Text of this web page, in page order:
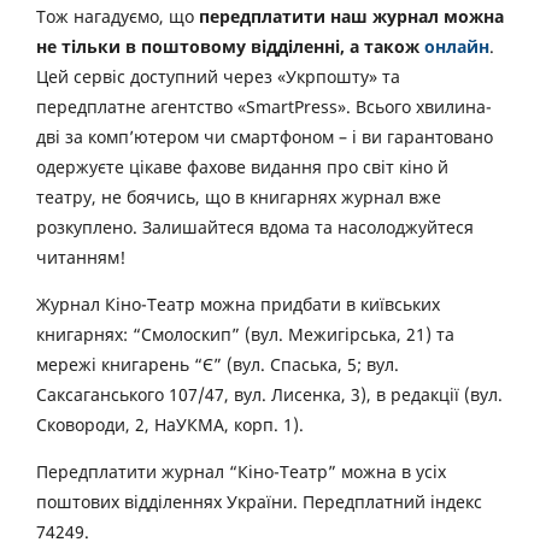
Тож нагадуємо, що передплатити наш журнал можна
не тільки в поштовому відділенні, а також онлайн.
Цей сервіс доступний через «Укрпошту» та
передплатне агентство «SmartPress». Всього хвилина-
дві за комп’ютером чи смартфоном – і ви гарантовано
одержуєте цікаве фахове видання про світ кіно й
театру, не боячись, що в книгарнях журнал вже
розкуплено. Залишайтеся вдома та насолоджуйтеся
читанням!
Журнал Кіно-Театр можна придбати в київських
книгарнях: “Смолоскип” (вул. Межигірська, 21) та
мережі книгарень “Є” (вул. Спаська, 5; вул.
Саксаганського 107/47, вул. Лисенка, 3), в редакції (вул.
Сковороди, 2, НаУКМА, корп. 1).
Передплатити журнал “Кіно-Театр” можна в усіх
поштових відділеннях України. Передплатний індекс
74249.